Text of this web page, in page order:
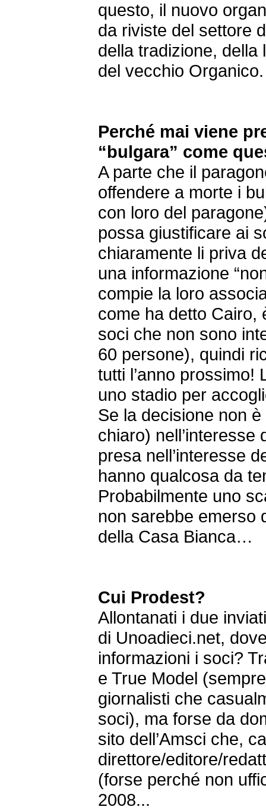
questo, il nuovo
da riviste del settore
della tradizione, della
del vecchio
Perché mai viene
“bulgara” come
A parte che il
offendere a morte i
con loro del
possa giustificare ai
chiaramente li priva
una informazione
compie la loro
come ha detto Cairo,
soci che non sono
60 persone), quindi
tutti l’anno prossimo!
uno stadio per
Se la decisione non
chiaro) nell’interesse
presa nell’interesse
hanno qualcosa da
Probabilmente uno
non sarebbe emerso
della Casa Bianca…
Cui Prodest?
Allontanati i due
di Unoadieci.net,
informazioni i soci?
e True Model
giornalisti che
soci), ma forse da
sito dell’Amsci che,
direttore/editore/
(forse perché non
2008...